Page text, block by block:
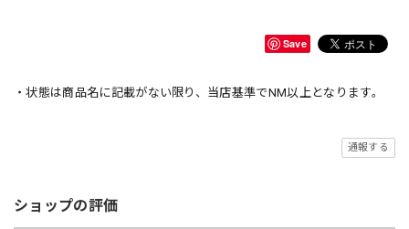
Save
・状態は商品名に記載がない限り、当店基準でNM以上となります。
通報する
ショップの評価